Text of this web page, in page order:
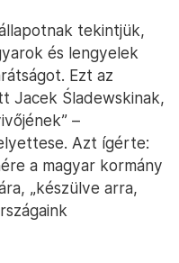
tekintjük,
és lengyelek
Ezt az
Jacek Śladewskinak,
–
Azt ígérte:
a magyar kormány
„készülve arra,